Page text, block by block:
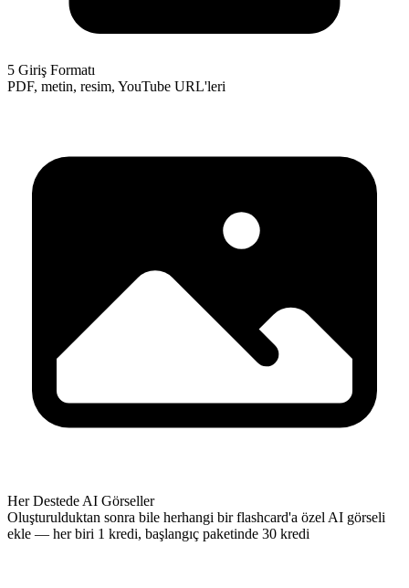
5 Giriş Formatı
PDF, metin, resim, YouTube URL'leri
Her Destede AI Görseller
Oluşturulduktan sonra bile herhangi bir flashcard'a özel AI görseli
ekle — her biri 1 kredi, başlangıç paketinde 30 kredi